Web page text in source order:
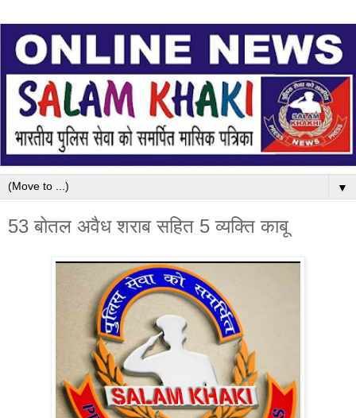
▼
53 बोतल अवैध शराब सहित 5 व्यक्ति काबू